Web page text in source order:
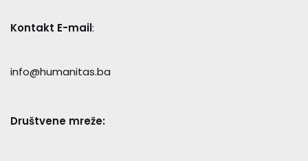
Kontakt E-mail:
info@humanitas.ba
Društvene mreže: